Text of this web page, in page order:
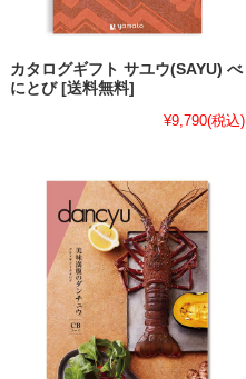
カタログギフト サユウ(SAYU) べ
にとび [送料無料]
¥9,790(税込)